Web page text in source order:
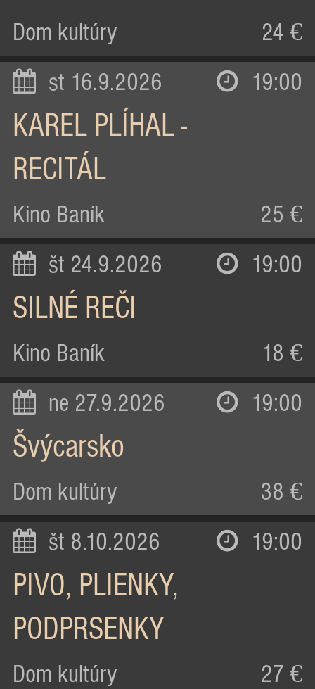
Dom kultúry 24 €
st 16.9.2026 19:00
KAREL PLÍHAL -
RECITÁL
Kino Baník 25 €
št 24.9.2026 19:00
SILNÉ REČI
Kino Baník 18 €
ne 27.9.2026 19:00
Švýcarsko
Dom kultúry 38 €
št 8.10.2026 19:00
PIVO, PLIENKY,
PODPRSENKY
Dom kultúry 27 €